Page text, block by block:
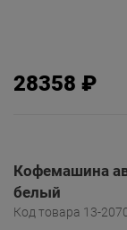
28358 ₽
Кофемашина
белый
Код товара 13-